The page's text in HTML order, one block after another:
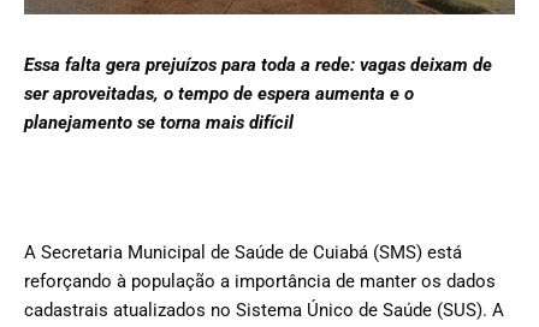
Essa falta gera prejuízos para toda a rede: vagas deixam de
ser aproveitadas, o tempo de espera aumenta e o
planejamento se torna mais difícil
A Secretaria Municipal de Saúde de Cuiabá (SMS) está
reforçando à população a importância de manter os dados
cadastrais atualizados no Sistema Único de Saúde (SUS). A